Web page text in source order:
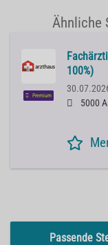
Ähnliche
Premium
100%)
5000
Passende